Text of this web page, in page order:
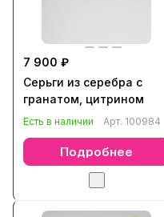
7 900 ₽
Серьги из серебра с
гранатом, цитрином
Есть в наличии Арт. 100984
Подробнее